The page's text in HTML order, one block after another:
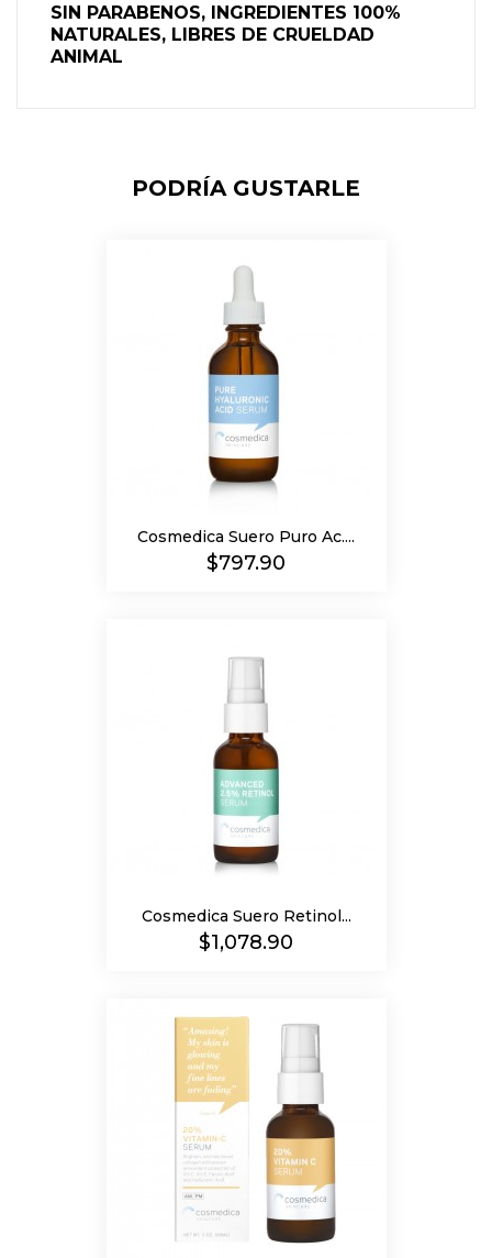
SIN PARABENOS, INGREDIENTES 100%
NATURALES, LIBRES DE CRUELDAD
ANIMAL
PODRÍA GUSTARLE
Cosmedica Suero Puro Ac....
Precio
$797.90
Cosmedica Suero Retinol...
Precio
$1,078.90